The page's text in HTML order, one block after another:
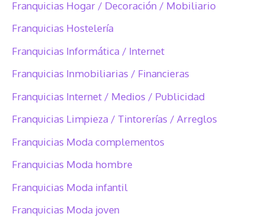
Franquicias Hogar / Decoración / Mobiliario
Franquicias Hostelería
Franquicias Informática / Internet
Franquicias Inmobiliarias / Financieras
Franquicias Internet / Medios / Publicidad
Franquicias Limpieza / Tintorerías / Arreglos
Franquicias Moda complementos
Franquicias Moda hombre
Franquicias Moda infantil
Franquicias Moda joven